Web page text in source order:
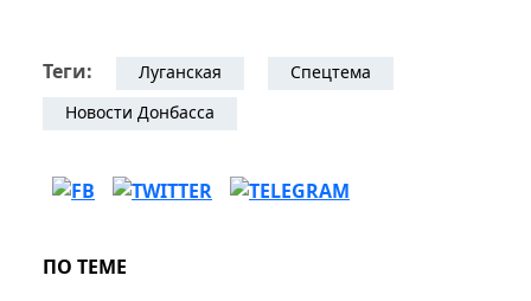
Теги: Луганская
Спецтема
Новости Донбасса
ПО ТЕМЕ